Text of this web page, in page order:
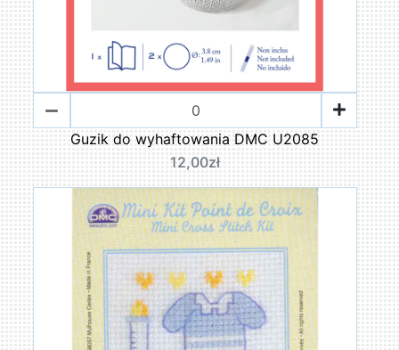
Guzik do wyhaftowania DMC U2085
12,00zł